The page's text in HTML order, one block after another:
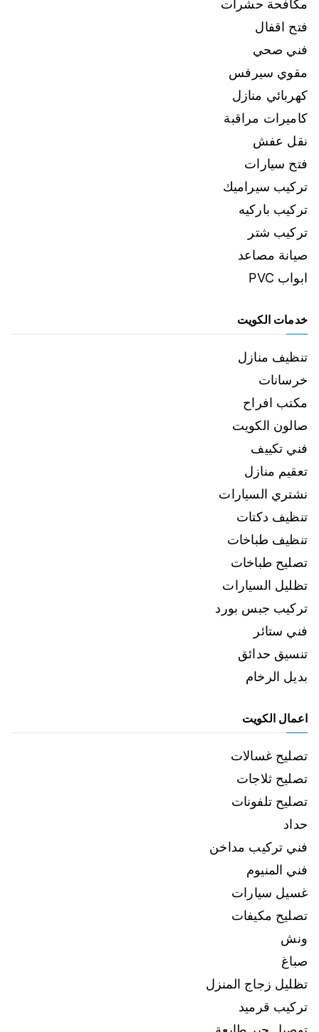
مكافحة حشرات
فتح اقفال
فني صحي
مقوي سيرفس
كهربائي منازل
كاميرات مراقبة
نقل عفش
فتح سيارات
تركيب سيراميك
تركيب باركيه
تركيب شتر
صيانة مصاعد
ابواب PVC
خدمات الكويت
تنظيف منازل
خرسانات
مكتب افراح
صالون الكويت
فني تكييف
تعقيم منازل
نشتري السيارات
تنظيف دكتات
تنظيف طباخات
تصليح طباخات
تظليل السيارات
تركيب جبس بورد
فني ستائر
تنسيق حدائق
بديل الرخام
اعمال الكويت
تصليح غسالات
تصليح ثلاجات
تصليح تلفونات
حداد
فني تركيب مداخن
فني المنيوم
غسيل سيارات
تصليح مكيفات
ونش
صباغ
تظليل زجاج المنزل
تركيب قرميد